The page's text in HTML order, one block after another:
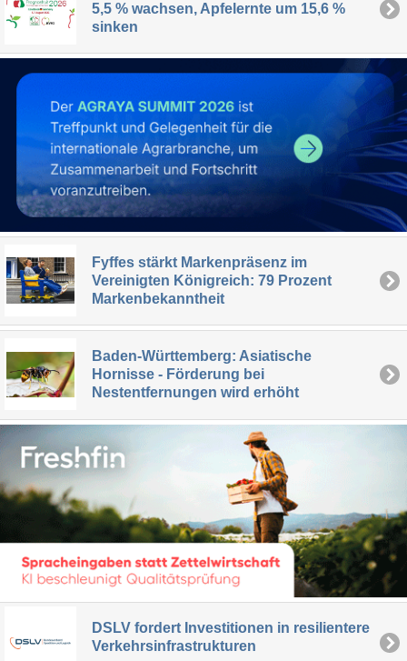
5,5 % wachsen, Apfelernte um 15,6 %
sinken
Fyffes stärkt Markenpräsenz im
Vereinigten Königreich: 79 Prozent
Markenbekanntheit
Baden-Württemberg: Asiatische
Hornisse - Förderung bei
Nestentfernungen wird erhöht
DSLV fordert Investitionen in resilientere
Verkehrsinfrastrukturen